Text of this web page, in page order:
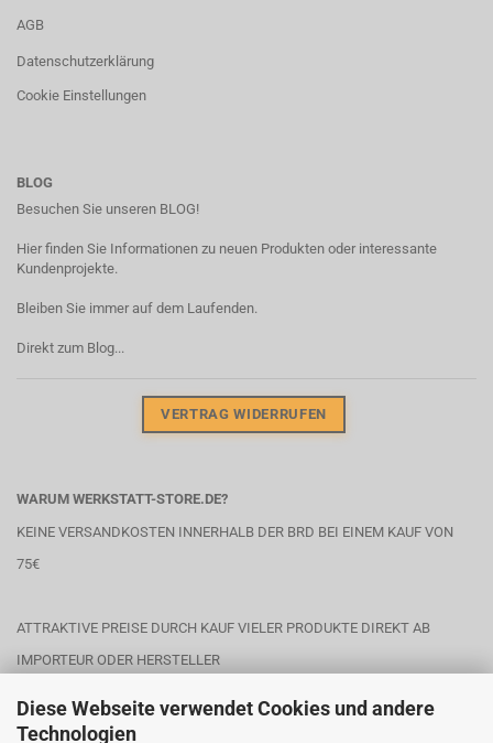
Diese Webseite verwendet Cookies und andere
Technologien
AGB
Datenschutzerklärung
Cookie Einstellungen
BLOG
Besuchen Sie unseren BLOG!
Hier finden Sie Informationen zu neuen Produkten oder interessante
Kundenprojekte.
Bleiben Sie immer auf dem Laufenden.
Direkt zum Blog...
VERTRAG WIDERRUFEN
WARUM WERKSTATT-STORE.DE?
KEINE VERSANDKOSTEN INNERHALB DER BRD BEI EINEM KAUF VON
75€
ATTRAKTIVE PREISE DURCH KAUF VIELER PRODUKTE DIREKT AB
IMPORTEUR ODER HERSTELLER